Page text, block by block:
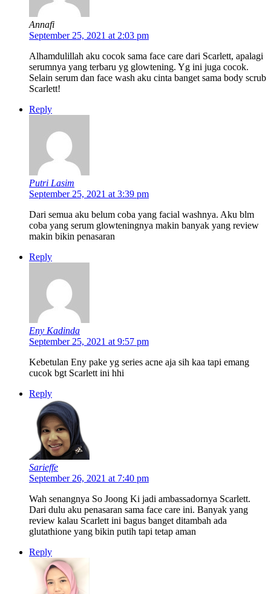
Annafi
September 25, 2021 at 2:03 pm
Alhamdulillah aku cocok sama face care dari Scarlett, apalagi
serumnya yang terbaru yg glowtening. Yg ini juga cocok.
Selain serum dan face wash aku cinta banget sama body scrub
Scarlett!
Reply
Putri Lasim
September 25, 2021 at 3:39 pm
Dari semua aku belum coba yang facial washnya. Aku blm
coba yang serum glowteningnya makin banyak yang review
makin bikin penasaran
Reply
Eny Kadinda
September 25, 2021 at 9:57 pm
Kebetulan Eny pake yg series acne aja sih kaa tapi emang
cucok bgt Scarlett ini hhi
Reply
Sarieffe
September 26, 2021 at 7:40 pm
Wah senangnya So Joong Ki jadi ambassadornya Scarlett.
Dari dulu aku penasaran sama face care ini. Banyak yang
review kalau Scarlett ini bagus banget ditambah ada
glutathione yang bikin putih tapi tetap aman
Reply